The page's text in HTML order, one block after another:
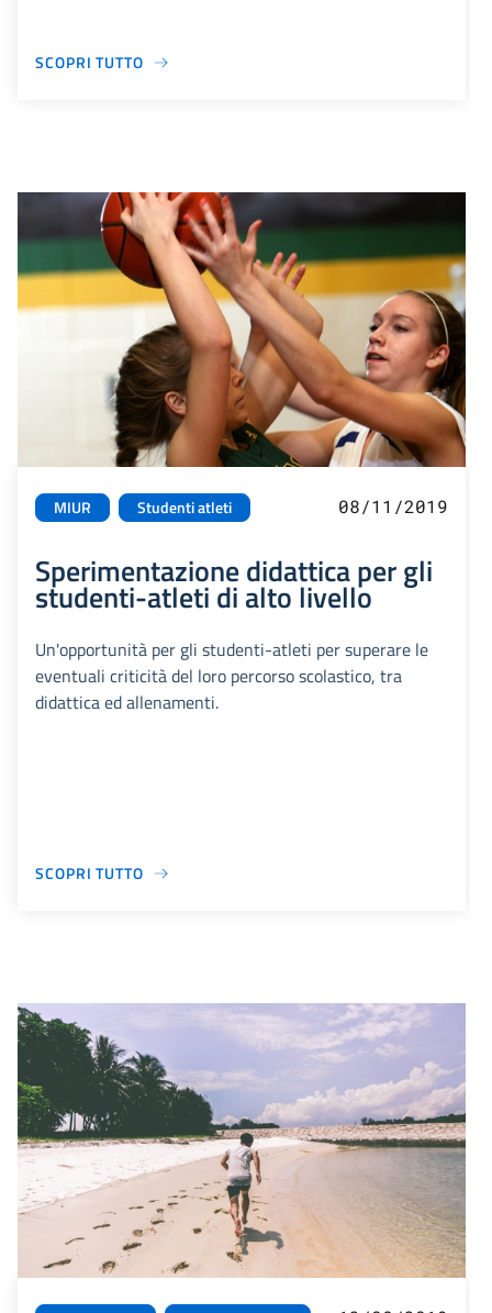
SCOPRI TUTTO
MIUR Studenti atleti 08/11/2019
Sperimentazione didattica per gli
studenti-atleti di alto livello
Un'opportunità per gli studenti-atleti per superare le
eventuali criticità del loro percorso scolastico, tra
didattica ed allenamenti.
SCOPRI TUTTO